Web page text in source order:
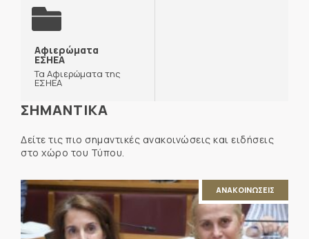
Αφιερώματα
ΕΣΗΕΑ
Τα Αφιερώματα της
ΕΣΗΕΑ
ΣΗΜΑΝΤΙΚΑ
Δείτε τις πιο σημαντικές ανακοινώσεις και ειδήσεις
στο χώρο του Τύπου.
ΑΝΑΚΟΙΝΩΣΕΙΣ